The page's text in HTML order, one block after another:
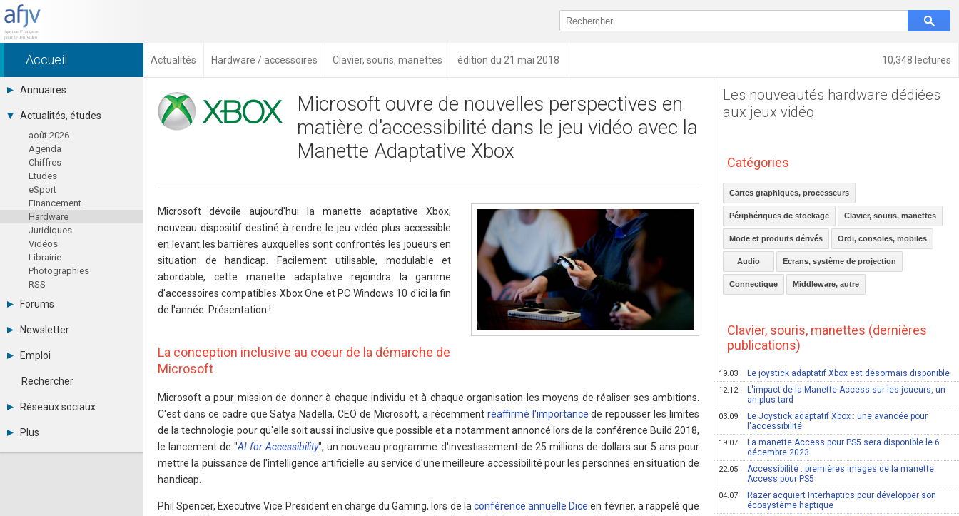
10,348 lectures
Accueil Actualités Hardware / accessoires Clavier, souris, manettes édition du 21 mai 2018
Annuaires
Toutes les sociétés (691)
Studios (418)
Editeurs (49)
Distributeurs (16)
Hard. / Accessoires (10)
Middlewares (15)
Prestataires (99)
Assoc. / Syndicats (21)
Formations / Ecoles (46)
Presse spécialisée (17)
Actualités, études
août 2026
Agenda
Chiffres
Etudes
eSport
Financement
Hardware
Juridiques
Vidéos
Librairie
Photographies
RSS
Forums
Tous les forums
Se connecter
Messages privés
Contacter un modérateur
Newsletter
Archives
Abonnement
Emploi
Consulter les annonces
Observatoire de l'emploi
Rechercher
Réseaux sociaux
LinkedIn
Plus
Annonceurs
Microsoft ouvre de nouvelles perspectives en
matière d'accessibilité dans le jeu vidéo avec la
Manette Adaptative Xbox
Microsoft dévoile aujourd'hui la manette adaptative Xbox,
nouveau dispositif destiné à rendre le jeu vidéo plus accessible
en levant les barrières auxquelles sont confrontés les joueurs en
situation de handicap. Facilement utilisable, modulable et
abordable, cette manette adaptative rejoindra la gamme
d'accessoires compatibles Xbox One et PC Windows 10 d'ici la fin
de l'année. Présentation !
La conception inclusive au coeur de la démarche de
Microsoft
Microsoft a pour mission de donner à chaque individu et à chaque organisation les moyens de réaliser ses ambitions.
C'est dans ce cadre que Satya Nadella, CEO de Microsoft, a récemment réaffirmé l'importance de repousser les limites
de la technologie pour qu'elle soit aussi inclusive que possible et a notamment annoncé lors de la conférence Build 2018,
le lancement de "AI for Accessibility", un nouveau programme d'investissement de 25 millions de dollars sur 5 ans pour
mettre la puissance de l'intelligence artificielle au service d'une meilleure accessibilité pour les personnes en situation de
handicap.
Phil Spencer, Executive Vice President en charge du Gaming, lors de la conférence annuelle Dice en février, a rappelé que
Les nouveautés hardware dédiées
aux jeux vidéo
Catégories
Cartes graphiques, processeurs
Périphériques de stockage Clavier, souris, manettes
Mode et produits dérivés Ordi, consoles, mobiles
Audio Ecrans, système de projection
Connectique Middleware, autre
Clavier, souris, manettes (dernières
publications)
19.03 Le joystick adaptatif Xbox est désormais disponible
12.12
L'impact de la Manette Access sur les joueurs, un
an plus tard
03.09
Le Joystick adaptatif Xbox : une avancée pour
l'accessibilité
19.07
La manette Access pour PS5 sera disponible le 6
décembre 2023
22.05
Accessibilité : premières images de la manette
Access pour PS5
04.07
Razer acquiert Interhaptics pour développer son
écosystème haptique